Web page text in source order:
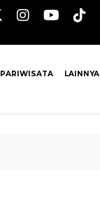
PARIWISATA LAINNYA